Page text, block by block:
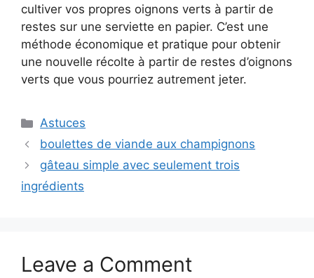
cultiver vos propres oignons verts à partir de
restes sur une serviette en papier. C’est une
méthode économique et pratique pour obtenir
une nouvelle récolte à partir de restes d’oignons
verts que vous pourriez autrement jeter.
Categories
Astuces
boulettes de viande aux champignons
gâteau simple avec seulement trois
ingrédients
Leave a Comment